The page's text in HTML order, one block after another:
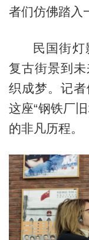
者们仿佛踏入
民国街
复古街景到
织成梦。记
这座“钢铁厂
的非凡历程。